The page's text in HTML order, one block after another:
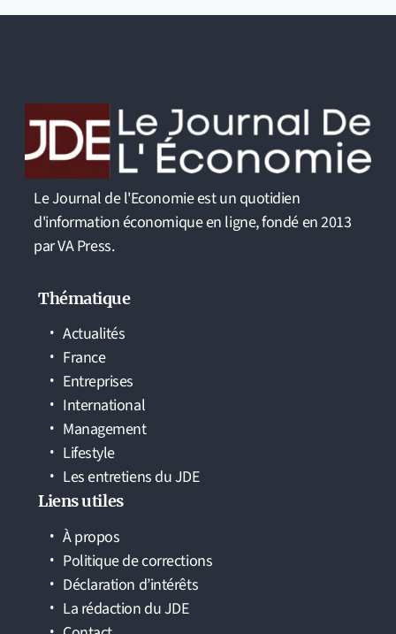
Le Journal de l'Economie est un quotidien
d'information économique en ligne, fondé en 2013
par VA Press.
Thématique
Actualités
France
Entreprises
International
Management
Lifestyle
Les entretiens du JDE
Liens utiles
À propos
Politique de corrections
Déclaration d’intérêts
La rédaction du JDE